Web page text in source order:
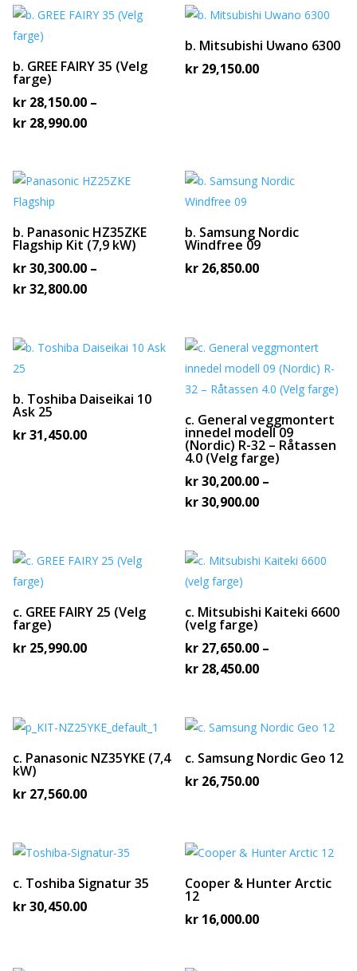
kr 34,000.00
b. GREE FAIRY 35 (Velg
farge)
kr28,150.00 –
kr28,990.00Prisområde:
kr 28,990.00
b. Mitsubishi Uwano 6300
kr 29,150.00
b. Panasonic HZ35ZKE
Flagship Kit (7,9 kW)
kr30,300.00 –
kr32,800.00Prisområde:
kr 32,800.00
b. Samsung Nordic
Windfree 09
kr 26,850.00
b. Toshiba Daiseikai 10
Ask 25
kr31,450.00
c. General veggmontert
innedel modell 09
(Nordic) R-32 – Råtassen
4.0 (Velg farge)
kr30,200.00 –
kr30,900.00Prisområde:
kr 30,900.00
c. GREE FAIRY 25 (Velg
farge)
kr25,990.00
c. Mitsubishi Kaiteki 6600
(velg farge)
kr 27,650.00 –
kr 28,450.00Prisområde:
kr 28,450.00
c. Panasonic NZ35YKE (7,4
kW)
kr27,560.00
c. Samsung Nordic Geo 12
kr 26,750.00
c. Toshiba Signatur 35
kr30,450.00
Cooper & Hunter Arctic
12
kr 16,000.00